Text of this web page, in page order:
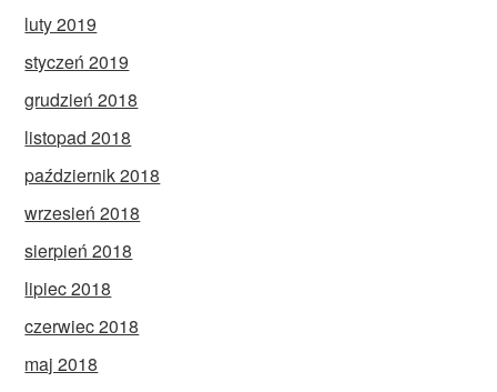
luty 2019
styczeń 2019
grudzień 2018
listopad 2018
październik 2018
wrzesień 2018
sierpień 2018
lipiec 2018
czerwiec 2018
maj 2018